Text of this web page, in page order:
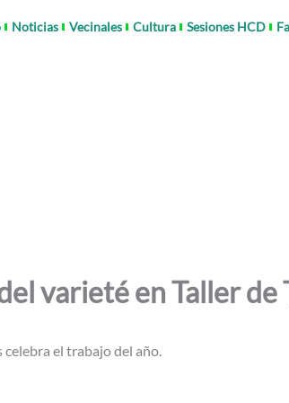
Noticias Vecinales Cultura Sesiones HCD
varieté en Taller de
celebra el trabajo del año.